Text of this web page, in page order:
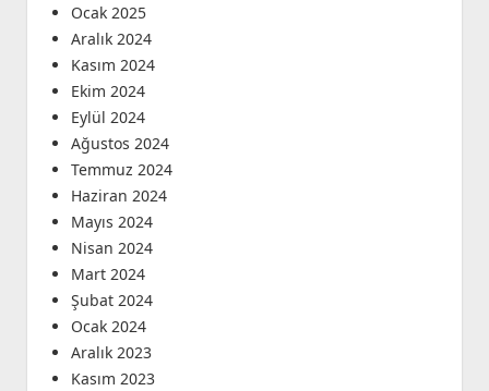
Ocak 2025
Aralık 2024
Kasım 2024
Ekim 2024
Eylül 2024
Ağustos 2024
Temmuz 2024
Haziran 2024
Mayıs 2024
Nisan 2024
Mart 2024
Şubat 2024
Ocak 2024
Aralık 2023
Kasım 2023